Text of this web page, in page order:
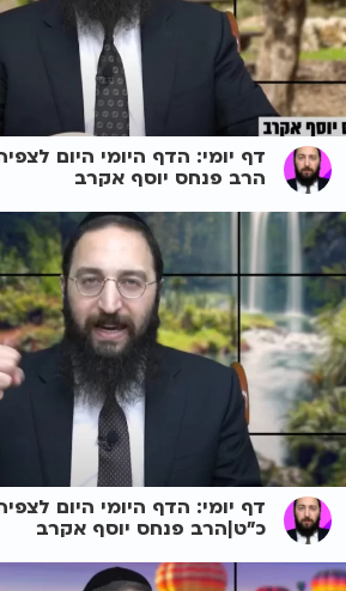
דף יומי: הדף היומי היום
הרב פנחס יוסף אקרב
דף יומי: הדף היומי היום
כ"ט|הרב פנחס יוסף אקרב